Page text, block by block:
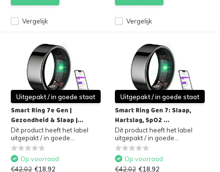
Vergelijk Vergelijk
Uitgepakt / in goede staat
Smart Ring 7e Gen |
Gezondheid & Slaap |...
Dit product heeft het label
uitgepakt / in goede...
Op voorraad
€42,02 €18,92
Uitgepakt / in goede staat
Smart Ring Gen 7: Slaap,
Hartslag, SpO2 ...
Dit product heeft het label
uitgepakt / in goede...
Op voorraad
€42,02 €18,92